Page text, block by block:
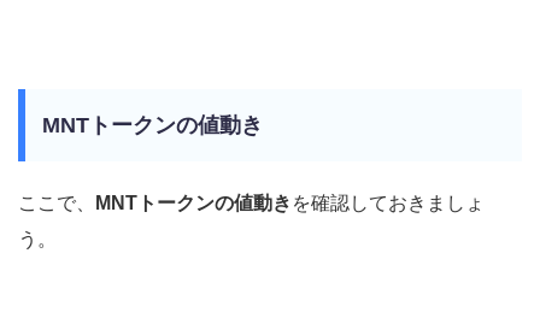
MNTトークンの値動き
ここで、 MNTトークンの値動き を確認しておきましょ
う。